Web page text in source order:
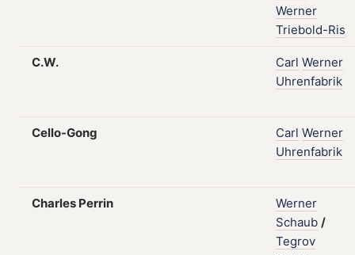
Werner
Triebold-Ris
C.W. Carl Werner
Uhrenfabrik
Cello-Gong Carl Werner
Uhrenfabrik
Charles Perrin
Werner
Schaub /
Tegrov